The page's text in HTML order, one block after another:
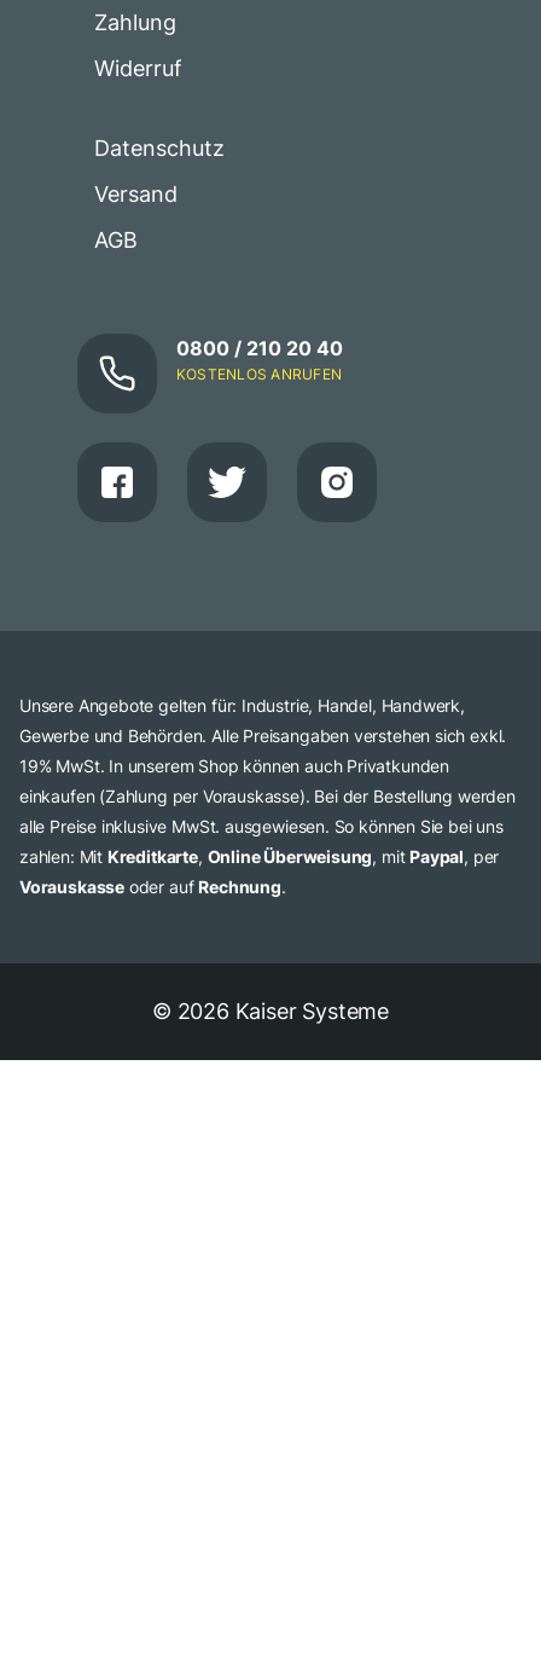
Zahlung
Widerruf
Datenschutz
Versand
AGB
0800 / 210 20 40
KOSTENLOS ANRUFEN
Unsere Angebote gelten für: Industrie, Handel, Handwerk,
Gewerbe und Behörden. Alle Preisangaben verstehen sich exkl.
19% MwSt. In unserem Shop können auch Privatkunden
einkaufen (Zahlung per Vorauskasse). Bei der Bestellung werden
alle Preise inklusive MwSt. ausgewiesen. So können Sie bei uns
zahlen: Mit Kreditkarte, Online Überweisung, mit Paypal, per
Vorauskasse oder auf Rechnung.
© 2026 Kaiser Systeme